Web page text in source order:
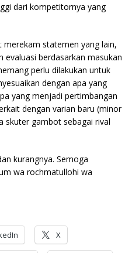
dari kompetitornya yang
statemen yang lain,
evaluasi berdasarkan masukan
perlu dilakukan untuk
dengan apa yang
yang menjadi pertimbangan
dengan varian baru (minor
skuter gambot sebagai rival
kurangnya. Semoga
wa rochmatullohi wa
X